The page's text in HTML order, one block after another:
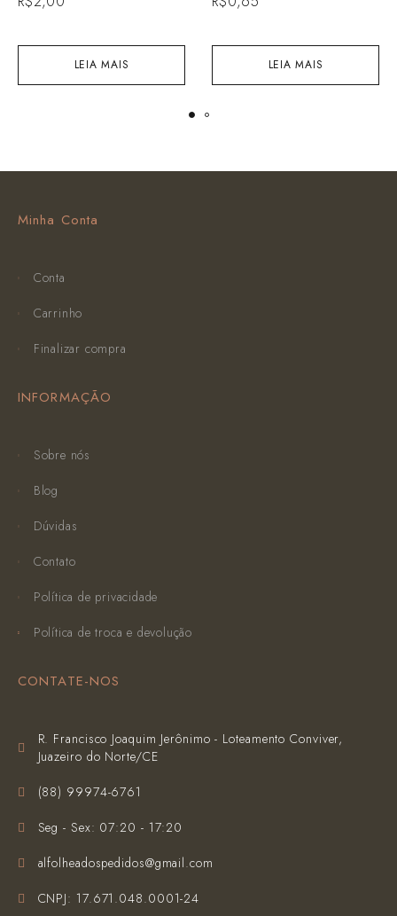
LEIA MAIS LEIA MAIS
Minha Conta
Conta
Carrinho
Finalizar compra
INFORMAÇÃO
Sobre nós
Blog
Dúvidas
Contato
Política de privacidade
Política de troca e devolução
CONTATE-NOS
R. Francisco Joaquim Jerônimo - Loteamento Conviver,
Juazeiro do Norte/CE
(‪88) 99974-6761‬
Seg - Sex: 07:20 - 17:20
alfolheadospedidos@gmail.com
CNPJ: 17.671.048.0001-24